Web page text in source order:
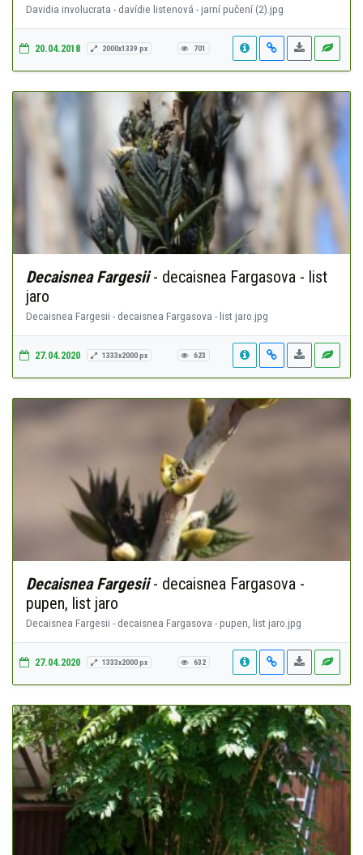
Davidia involucrata - davídie listenová - jarní pučení (2).jpg
20.04.2018 2000x1339 px 701
Decaisnea Fargesii- decaisnea Fargasova - list
jaro
Decaisnea Fargesii - decaisnea Fargasova - list jaro.jpg
27.04.2020 1333x2000 px 623
Decaisnea Fargesii- decaisnea Fargasova -
pupen, list jaro
Decaisnea Fargesii - decaisnea Fargasova - pupen, list jaro.jpg
27.04.2020 1333x2000 px 632